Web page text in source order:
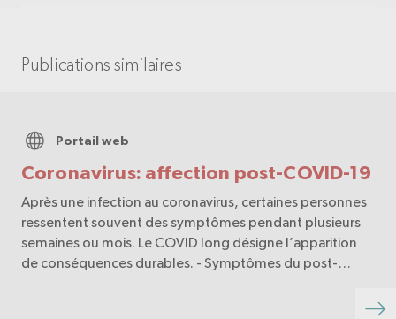
Publications similaires
Coronavirus: affection post-COVID-19
Portail web
Après une infection au coronavirus, certaines personnes
ressentent souvent des symptômes pendant plusieurs
semaines ou mois. Le COVID long désigne l’apparition
de conséquences durables. - Symptômes du post-